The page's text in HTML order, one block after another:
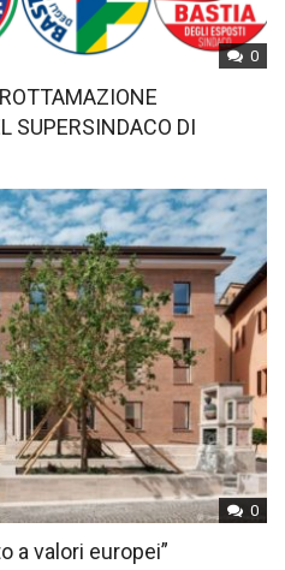
0
SUPERSINDACO DI
0
a valori europei”